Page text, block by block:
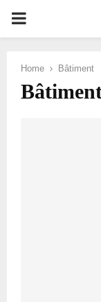
PRIMARY
Home Bâtiment